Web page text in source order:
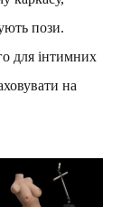
пози.
для інтимних
на